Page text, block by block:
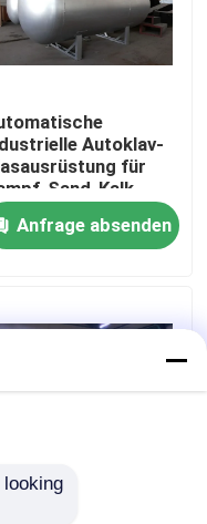
Autoklav-
für
Sand-Kalk-
Anfrage absenden